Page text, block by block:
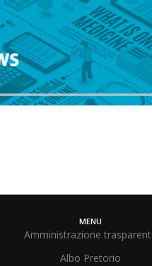
MENU
Amministrazione
Albo Pretorio